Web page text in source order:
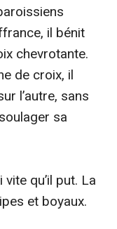
il bénit
chevrotante.
de croix, il
l’autre, sans
sa
qu’il put. La
et boyaux.